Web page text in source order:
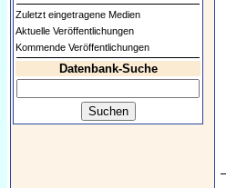
Zuletzt eingetragene Medien
Aktuelle Veröffentlichungen
Kommende Veröffentlichungen
Datenbank-Suche